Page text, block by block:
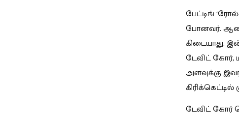
பேட்டிங்
போனவர்.
கிடையாது.
டேவிட் கோர்,
அளவுக்கு
டேவிட் கோர்